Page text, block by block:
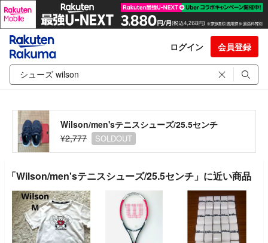
ログイン 会員登録
Wilson/men'sテニスシューズ/25.5センチ
¥2,777
SOLDOUT
「Wilson/men'sテニスシューズ/25.5センチ」に近い商品